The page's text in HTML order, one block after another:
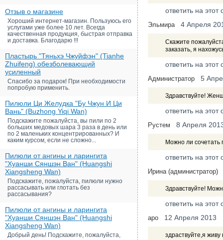
Отзыв о магазине
Хороший интернет-магазин. Пользуюсь его
услугами уже более 10 лет. Всегда
качественная продукция, быстрая отправка
и доставка. Благодарю !!!
Пластырь "Тяньхэ Чжуйфэн" (Tianhe
Zhuifeng) обезболевающий
усиленный
Спасибо за подарок! При необходимости
попробую применить.
Пилюли Ци Желудка "Бу Чжун И Ци
Вань" (Buzhong Yiqi Wan)
Подскажите пожалуйста, вы пили по 2
больших медовых шара 3 раза в день или
по 2 маленьких концентрированных? И
каким курсом, если не сложно...
Пилюли от ангины и ларингита
"Хуанши Сяншэн Ван" (Huangshi
Xiangsheng Wan)
Подскажите, пожалуйста, пилюли нужно
рассасывать или глотать без
рассасывания?
Пилюли от ангины и ларингита
"Хуанши Сяншэн Ван" (Huangshi
Xiangsheng Wan)
Добрый день! Подскажите, пожалуйста,
ответить на этот
Эльмира 4 Апреля
Скажите
заказать, я
ответить на этот
Администратор 5
Здравствуйте!
ответить на этот
Рустем 8 Апреля
Можно ли
ответить на этот
Ирина (администратор)
Здравствуйте!
ответить на этот
аро 12 Апреля 2013
здраствуйте,я